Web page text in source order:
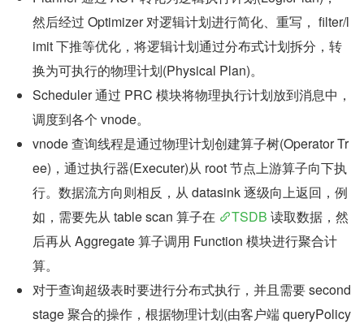
然后经过 Optimizer 对逻辑计划进行简化、重写， filter/l
imit 下推等优化，将逻辑计划通过分布式计划拆分，转
换为可执行的物理计划(Physical Plan)。
Scheduler 通过 PRC 模块将物理执行计划放到消息中，
调度到各个 vnode。
vnode 查询线程是通过物理计划创建算子树(Operator Tr
ee)，通过执行器(Executer)从 root 节点上游算子向下执
行。数据流方向则相反，从 datasink 逐级向上返回，例
如，需要先从 table scan 算子在
TSDB 读取数据，然
后再从 Aggregate 算子调用 Function 模块进行聚合计
算。
对于查询超级表时要进行分布式执行，并且需要 second
stage 聚合的操作，根据物理计划(由客户端 queryPolicy